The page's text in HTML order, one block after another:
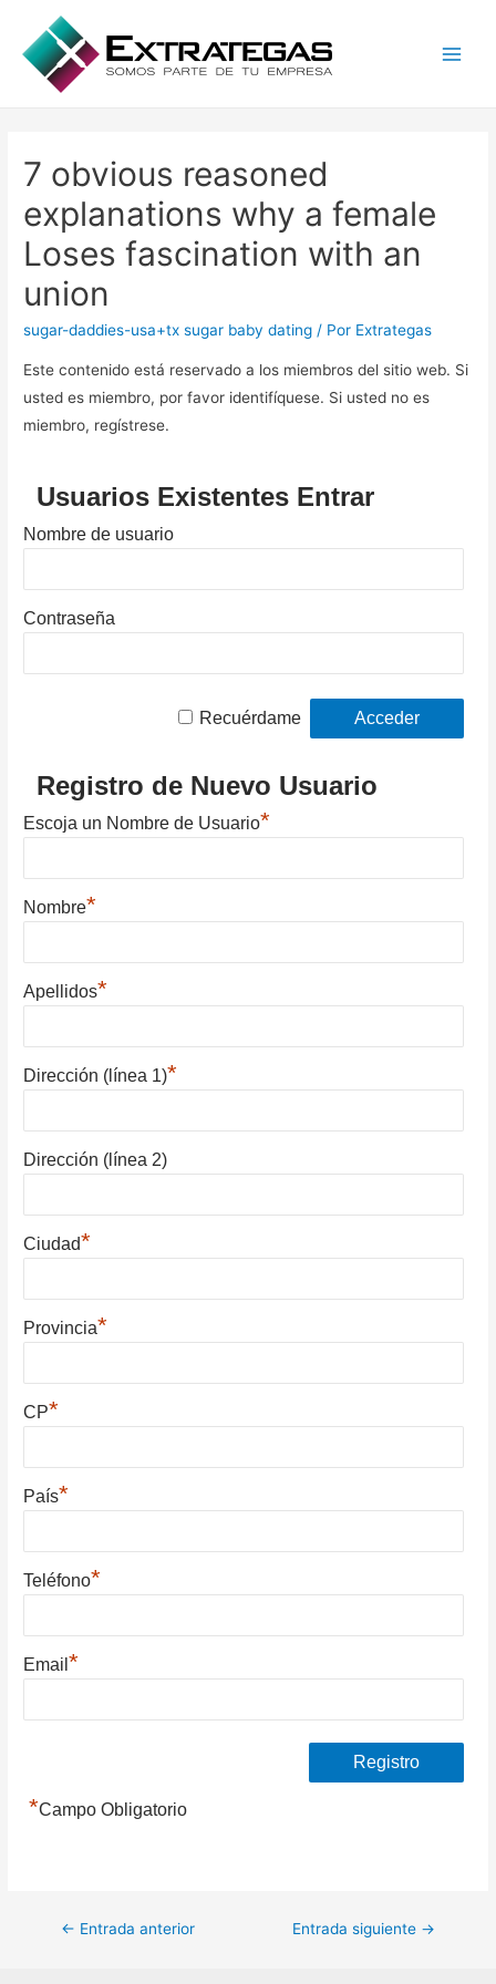
7 obvious reasoned
explanations why a female
Loses fascination with an
union
sugar-daddies-usa+tx sugar baby dating / Por Extrategas
Este contenido está reservado a los miembros del sitio web. Si
usted es miembro, por favor identifíquese. Si usted no es
miembro, regístrese.
Usuarios Existentes Entrar
Nombre de usuario
Contraseña
Recuérdame
Registro de Nuevo Usuario
Escoja un Nombre de Usuario*
Nombre*
Apellidos*
Dirección (línea 1)*
Dirección (línea 2)
Ciudad*
Provincia*
CP*
País*
Teléfono*
Email*
*Campo Obligatorio
Navegación
← Entrada anterior Entrada siguiente →